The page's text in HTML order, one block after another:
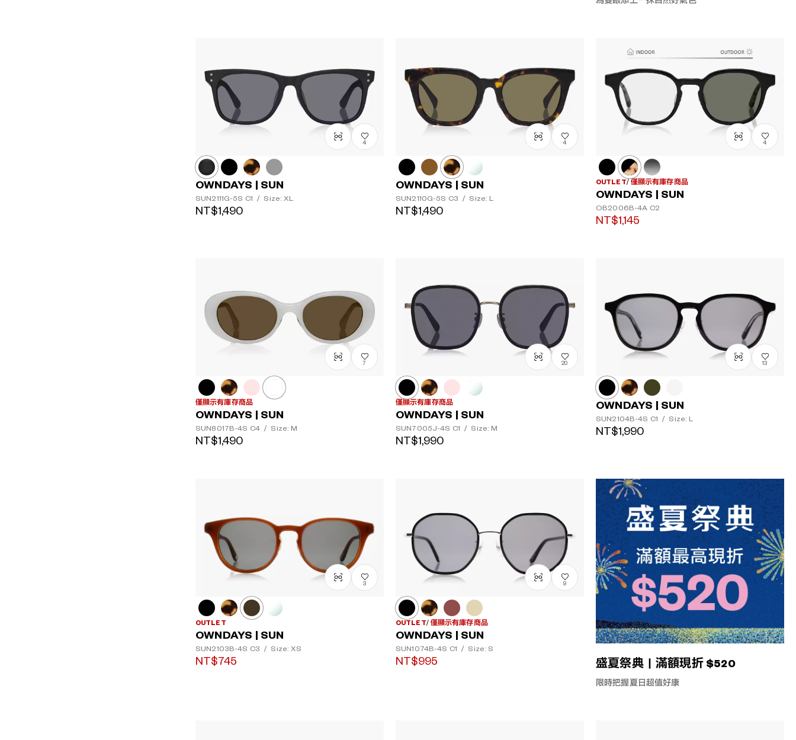
盛夏祭典｜滿額現折 $520
限時把握夏日超值好康
4
OWNDAYS | SUN
SUN2111G-5S C1 / Size: XL
NT$1,490
4
OWNDAYS | SUN
SUN2110G-5S C3 / Size: L
NT$1,490
4
OUTLET 僅顯示有庫存商品
OWNDAYS | SUN
OB2006B-4A C2
NT$1,145
7
僅顯示有庫存商品
OWNDAYS | SUN
SUN8017B-4S C4 / Size: M
NT$1,490
20
僅顯示有庫存商品
OWNDAYS | SUN
SUN7005J-4S C1 / Size: M
NT$1,990
13
OWNDAYS | SUN
SUN2104B-4S C1 / Size: L
NT$1,990
3
OUTLET
OWNDAYS | SUN
SUN2103B-4S C3 / Size: XS
NT$745
9
OUTLET 僅顯示有庫存商品
OWNDAYS | SUN
SUN1074B-4S C1 / Size: S
NT$995